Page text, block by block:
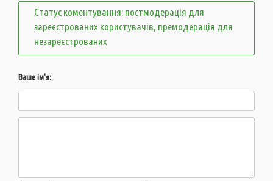
Статус коментування: постмодерація для
зареєстрованих користувачів, премодерація для
незареєстрованих
Ваше ім'я: